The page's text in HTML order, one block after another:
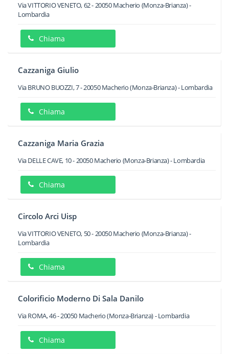
Via VITTORIO VENETO, 62-20050Macherio (Monza-Brianza) -
Lombardia
Chiama
Cazzaniga Giulio
Via BRUNO BUOZZI, 7-20050 Macherio(Monza-Brianza) -Lombardia
Chiama
Cazzaniga Maria Grazia
Via DELLE CAVE, 10-20050Macherio (Monza-Brianza) -Lombardia
Chiama
Circolo Arci Uisp
Via VITTORIO VENETO, 50-20050Macherio (Monza-Brianza) -
Lombardia
Chiama
Colorificio Moderno Di Sala Danilo
Via ROMA, 46-20050 Macherio(Monza-Brianza) -Lombardia
Chiama